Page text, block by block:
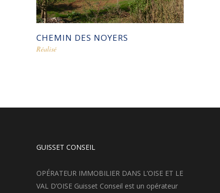
CHEMIN DES NOYERS
Réalisé
GUISSET CONSEIL
OPÉRATEUR IMMOBILIER DANS L’OISE ET LE
VAL D’OISE Guisset Conseil est un opérateur